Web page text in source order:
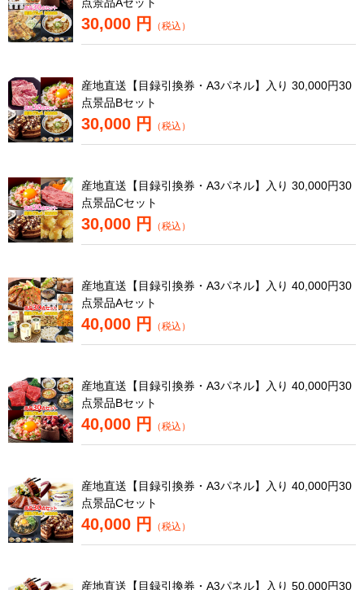
30,000 円 （税込）
産地直送【目録引換券・A3パネル】入り 30,000円30
点景品Bセット
30,000 円 （税込）
産地直送【目録引換券・A3パネル】入り 30,000円30
点景品Cセット
30,000 円 （税込）
産地直送【目録引換券・A3パネル】入り 40,000円30
点景品Aセット
40,000 円 （税込）
産地直送【目録引換券・A3パネル】入り 40,000円30
点景品Bセット
40,000 円 （税込）
産地直送【目録引換券・A3パネル】入り 40,000円30
点景品Cセット
40,000 円 （税込）
産地直送【目録引換券・A3パネル】入り 50,000円30